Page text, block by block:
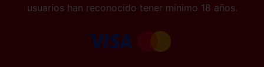
usuarios han reconocido tener mínimo 18 años.